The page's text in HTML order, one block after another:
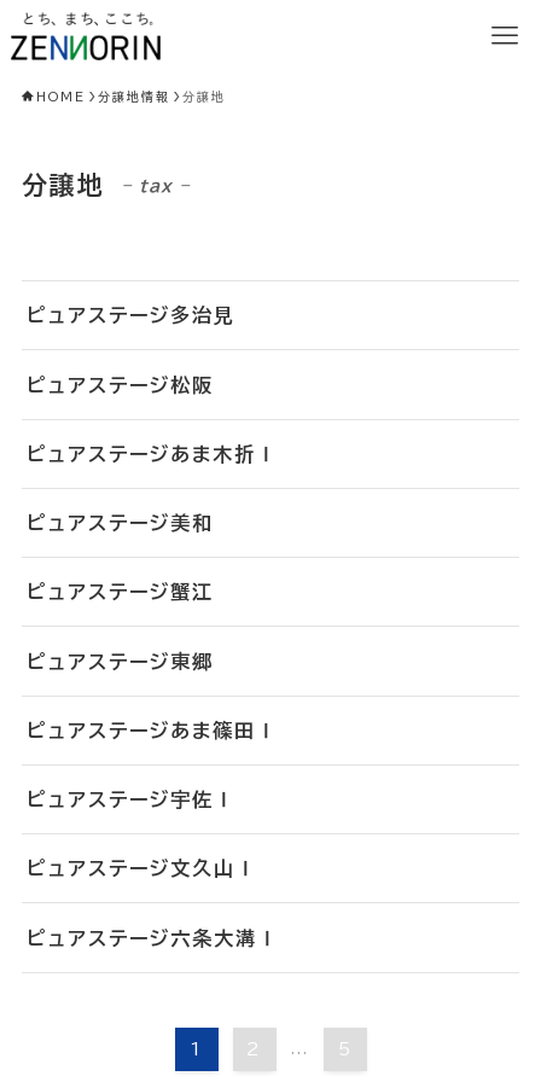
HOME 分譲地情報 分譲地
分譲地 – tax –
ピュアステージ多治見
ピュアステージ松阪
ピュアステージあま木折Ⅰ
ピュアステージ美和
ピュアステージ蟹江
ピュアステージ東郷
ピュアステージあま篠田Ⅰ
ピュアステージ宇佐Ⅰ
ピュアステージ文久山Ⅰ
ピュアステージ六条大溝Ⅰ
1 2 ... 5